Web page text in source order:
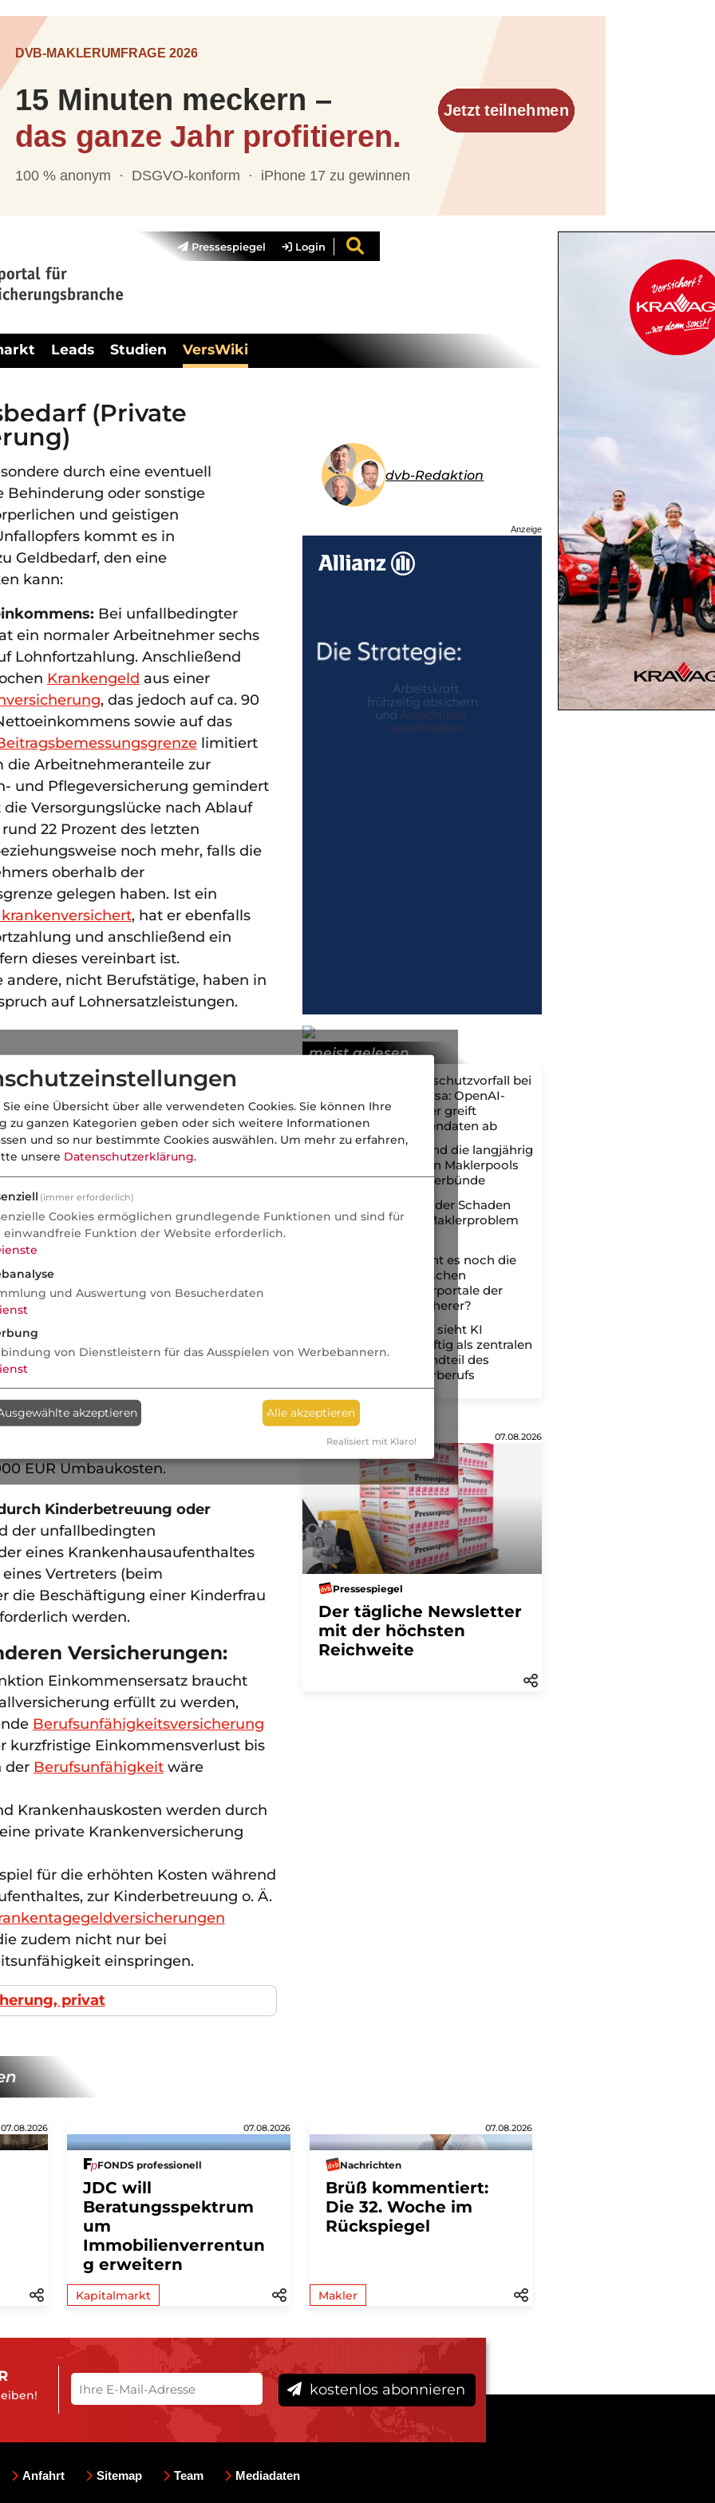
Pressespiegel Login
Leads Studien VersWiki
(Private
durch eine eventuell
Behinderung oder sonstige
und geistigen
kommt es in
Geldbedarf, den eine
kann:
Bei unfallbedingter
ein normaler Arbeitnehmer sechs
Lohnfortzahlung. Anschließend
Krankengeld aus einer
, das jedoch auf ca. 90
sowie auf das
limitiert
die Arbeitnehmeranteile zur
und Pflegeversicherung gemindert
Versorgungslücke nach Ablauf
22 Prozent des letzten
noch mehr, falls die
oberhalb der
gelegen haben. Ist ein
, hat er ebenfalls
und anschließend ein
dieses vereinbart ist.
andere, nicht Berufstätige, haben in
auf Lohnersatzleistungen.
über ein monatliches Einkommen
3.562,50 EUR netto.
hat er Anspruch auf ein
3.562,50 EUR x 90 Prozent abzüglich
= 2.792 EUR.
770 EUR Einkommen.
die Behinderung:
Wohnen,
Einrichtung oder
und viele weitere
sein.
einem Unfall querschnittsgelähmt
Rollstuhl fortbewegen. Er muss in
behindertengerechte
lassen. Im Treppenhaus ist
Alle Maßnahmen zusammen
EUR Umbaukosten.
Kinderbetreuung oder
der unfallbedingten
eines Krankenhausaufenthaltes
Vertreters (beim
die Beschäftigung einer Kinderfrau
werden.
Versicherungen:
Einkommensersatz braucht
erfüllt zu werden,
Berufsunfähigkeitsversicherung
kurzfristige Einkommensverlust bis
der Berufsunfähigkeitwäre
Krankenhauskosten werden durch
private Krankenversicherung
für die erhöhten Kosten während
zur Kinderbetreuung o. Ä.
zudem nicht nur bei
einspringen.
privat
dvb-Redaktion
Anzeige
meist gelesen
Datenschutzvorfall bei
uniVersa: OpenAI-
Crawler greift
Kundendaten ab
Das sind die langjährig
fairsten Maklerpools
und -verbünde
Wenn der Schaden
zum Maklerproblem
Braucht es noch die
klassischen
Maklerportale der
Versicherer?
BDVM sieht KI
zukünftig als zentralen
Bestandteil des
Maklerberufs
Anzeige 07.08.2026
Pressespiegel
Der tägliche Newsletter
mit der höchsten
Reichweite
07.08.2026 07.08.2026
FONDS professionell
JDC will
Beratungsspektrum
um
Immobilienverrentun
g erweitern
Kapitalmarkt
07.08.2026
Nachrichten
Brüß kommentiert:
Die 32. Woche im
Rückspiegel
Makler
kostenlos abonnieren
Anfahrt Sitemap Team Mediadaten
eine Übersicht über alle verwendeten Cookies. Sie können Ihre
zu ganzen Kategorien geben oder sich weitere Informationen
und so nur bestimmte Cookies auswählen. Um mehr zu erfahren,
unsere Datenschutzerklärung.
(immer erforderlich)
Cookies ermöglichen grundlegende Funktionen und sind für
einwandfreie Funktion der Website erforderlich.
und Auswertung von Besucherdaten
von Dienstleistern für das Ausspielen von Werbebannern.
akzeptieren Alle akzeptieren
Realisiert mit Klaro!